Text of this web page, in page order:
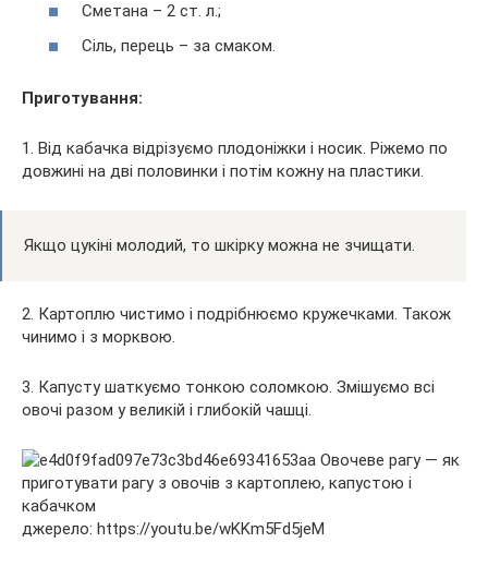
Сметана – 2 ст. л.;
Сіль, перець – за смаком.
Приготування:
1. Від кабачка відрізуємо плодоніжки і носик. Ріжемо по
довжині на дві половинки і потім кожну на пластики.
Якщо цукіні молодий, то шкірку можна не зчищати.
2. Картоплю чистимо і подрібнюємо кружечками. Також
чинимо і з морквою.
3. Капусту шаткуємо тонкою соломкою. Змішуємо всі
овочі разом у великій і глибокій чашці.
джерело: https://youtu.be/wKKm5Fd5jeM